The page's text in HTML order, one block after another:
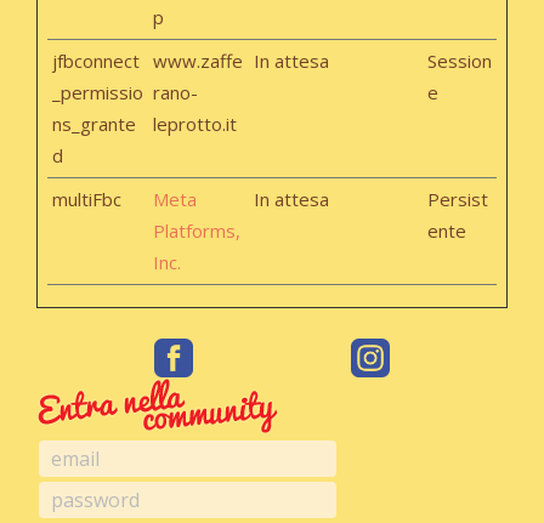
p
jfbconnect
_permissio
ns_grante
d
www.zaffe
rano-
leprotto.it
In attesa
Session
e
multiFbc
Meta
Platforms,
Inc.
In attesa
Persist
ente